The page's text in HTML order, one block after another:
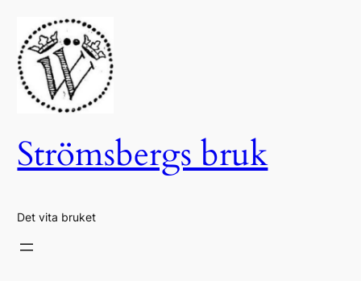
innehåll
Strömsbergs bruk
Det vita bruket